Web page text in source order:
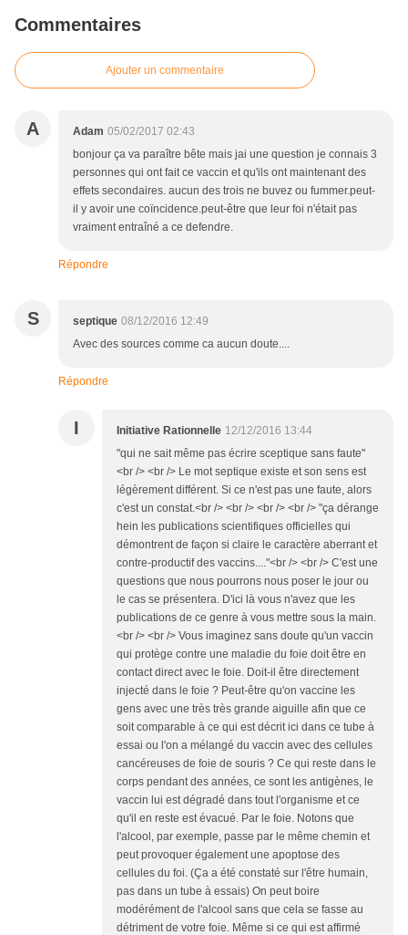
Commentaires
Ajouter un commentaire
A Adam 05/02/2017 02:43
bonjour ça va paraître bête mais jai une question je connais 3
personnes qui ont fait ce vaccin et qu'ils ont maintenant des
effets secondaires. aucun des trois ne buvez ou fummer.peut-
il y avoir une coïncidence.peut-être que leur foi n'était pas
vraiment entraîné a ce defendre.
Répondre
S septique 08/12/2016 12:49
Avec des sources comme ca aucun doute....
Répondre
I Initiative Rationnelle 12/12/2016 13:44
"qui ne sait même pas écrire sceptique sans faute"
<br /> <br /> Le mot septique existe et son sens est
légèrement différent. Si ce n'est pas une faute, alors
c'est un constat.<br /> <br /> <br /> <br /> "ça dérange
hein les publications scientifiques officielles qui
démontrent de façon si claire le caractère aberrant et
contre-productif des vaccins...."<br /> <br /> C'est une
questions que nous pourrons nous poser le jour ou
le cas se présentera. D'ici là vous n'avez que les
publications de ce genre à vous mettre sous la main.
<br /> <br /> Vous imaginez sans doute qu'un vaccin
qui protège contre une maladie du foie doit être en
contact direct avec le foie. Doit-il être directement
injecté dans le foie ? Peut-être qu'on vaccine les
gens avec une très très grande aiguille afin que ce
soit comparable à ce qui est décrit ici dans ce tube à
essai ou l'on a mélangé du vaccin avec des cellules
cancéreuses de foie de souris ? Ce qui reste dans le
corps pendant des années, ce sont les antigènes, le
vaccin lui est dégradé dans tout l'organisme et ce
qu'il en reste est évacué. Par le foie. Notons que
l'alcool, par exemple, passe par le même chemin et
peut provoquer également une apoptose des
cellules du foi. (Ça a été constaté sur l'être humain,
pas dans un tube à essais) On peut boire
modérément de l'alcool sans que cela se fasse au
détriment de votre foie. Même si ce qui est affirmé